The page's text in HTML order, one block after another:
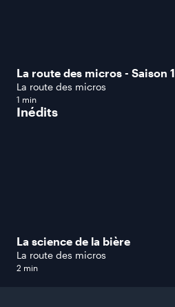
La route des micros - Saison 1
La route des micros
1 min
Inédits
La science de la bière
La route des micros
2 min